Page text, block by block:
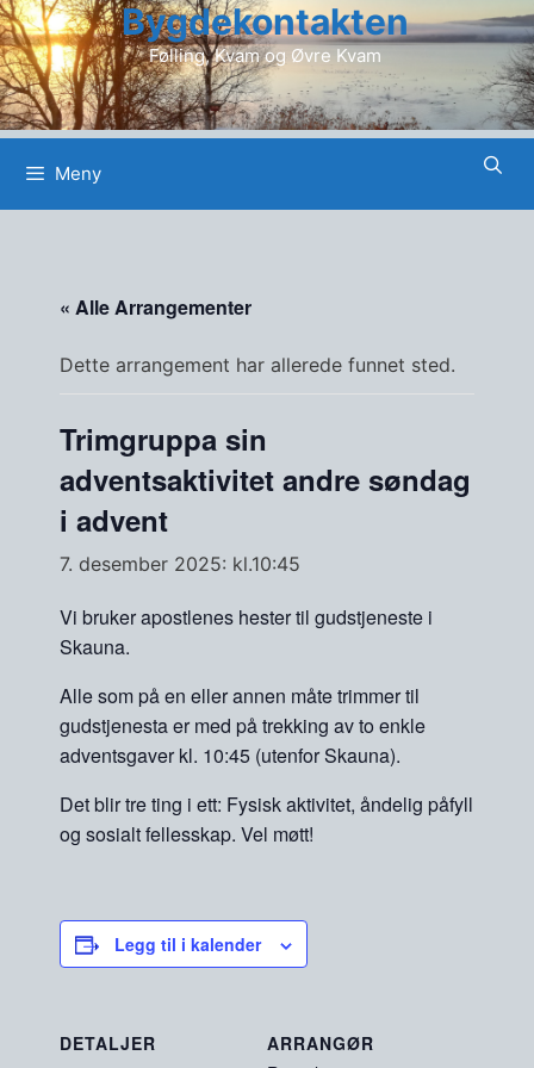
Hopp
til
innhold
Bygdekontakten
Følling, Kvam og Øvre Kvam
Meny
« Alle Arrangementer
Dette arrangement har allerede funnet sted.
Trimgruppa sin
adventsaktivitet andre søndag
i advent
7. desember 2025: kl.10:45
Vi bruker apostlenes hester til gudstjeneste i
Skauna.
Alle som på en eller annen måte trimmer til
gudstjenesta er med på trekking av to enkle
adventsgaver kl. 10:45 (utenfor Skauna).
Det blir tre ting i ett: Fysisk aktivitet, åndelig påfyll
og sosialt fellesskap. Vel møtt!
Legg til i kalender
DETALJER
ARRANGØR